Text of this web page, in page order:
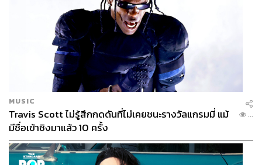
นอกจากนี้ในศูนย์ยังมีฟิตเนส ห้องออกกำลังกาย โยคะ และพิ
ลาทีส ออนเซน บ่อน้ำร้อนและน้ำเย็น รวมถึงมีพื้นที่กิจกรรม
Active Zone สำหรับสายกิจกรรมเรียกเหงื่อด้วย เช่น สนาม
เทนนิส เวทีมวย หน้าผาจำลอง ยิงธนู ซิปไลน์ พายเรือคายัค
แพดเดิ้ลบอร์ด และวินด์เซิร์ฟ
เอาเป็นว่าใครอยากพักผ่อนแบบได้ใช้เวลากับตัวเอง ได้ทำ
กิจกรรมฟื้นฟูตัวเองทั้งภายในและภายนอก หรือใครแค่อยาก
เดินทางมาพักผ่อนเงียบๆ ทำสปาชิลๆ แล้วออกไปเดินเล่นริม
ชายทะเล เราอยากให้ลองแวะมาพักที่นี่ดูสักครั้ง เพราะทุก
คนอาจติดใจจนอยากกลับมาอีกทุกปีๆ
MUSIC
Travis Scott ไม่รู้สึกกดดันที่ไม่เคยชนะรางวัลแกรมมี่ แม้
มีชื่อเข้าชิงมาแล้ว 10 ครั้ง
...